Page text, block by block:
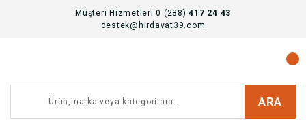
Müşteri Hizmetleri 0 (288)417 24 43
destek@hirdavat39.com
ARA